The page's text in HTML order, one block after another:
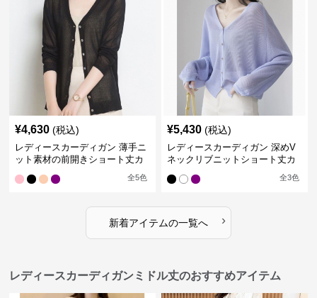
¥4,630 (税込)
レディースカーディガン 薄手ニ
ット素材の前開きショート丈カ
全5色
¥5,430 (税込)
レディースカーディガン 深めV
ネックリブニットショート丈カ
全3色
新着アイテムの一覧へ ›
レディースカーディガンミドル丈のおすすめアイテム